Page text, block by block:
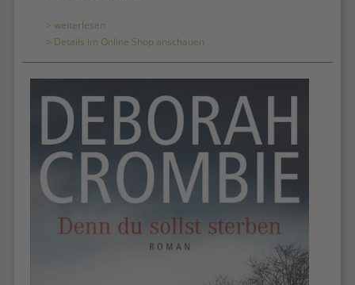
> weiterlesen
> Details im Online Shop anschauen